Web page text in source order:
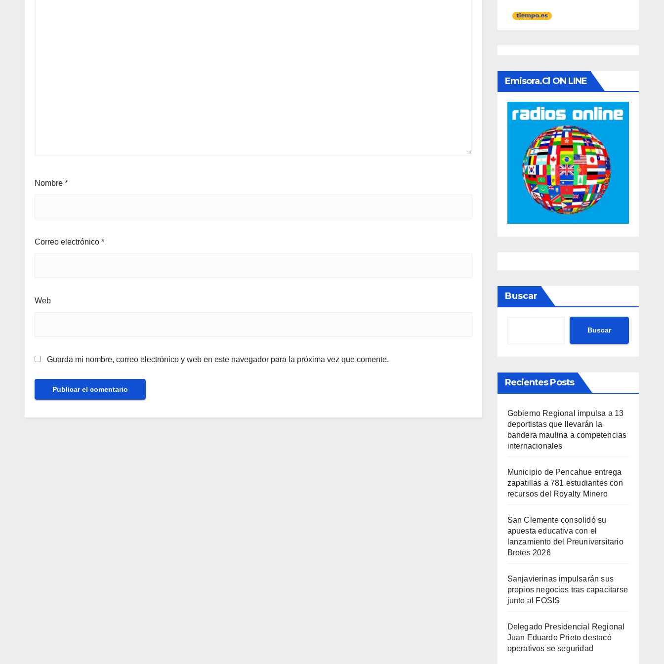
Nombre *
Correo electrónico *
Web
Guarda mi nombre, correo electrónico y web en este navegador para la próxima vez que comente.
Emisora.cl ON LINE
Buscar
Buscar
Recientes Posts
Gobierno Regional impulsa a 13
deportistas que llevarán la
bandera maulina a competencias
internacionales
Municipio de Pencahue entrega
zapatillas a 781 estudiantes con
recursos del Royalty Minero
San Clemente consolidó su
apuesta educativa con el
lanzamiento del Preuniversitario
Brotes 2026
Sanjavierinas impulsarán sus
propios negocios tras capacitarse
junto al FOSIS
Delegado Presidencial Regional
Juan Eduardo Prieto destacó
operativos se seguridad